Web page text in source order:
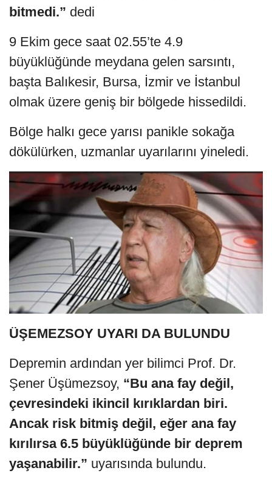
bitmedi.” dedi
9 Ekim gece saat 02.55’te 4.9
büyüklüğünde meydana gelen sarsıntı,
başta Balıkesir, Bursa, İzmir ve İstanbul
olmak üzere geniş bir bölgede hissedildi.
Bölge halkı gece yarısı panikle sokağa
dökülürken, uzmanlar uyarılarını yineledi.
ÜŞEMEZSOY UYARI DA BULUNDU
Depremin ardından yer bilimci Prof. Dr.
Şener Üşümezsoy, “Bu ana fay değil,
çevresindeki ikincil kırıklardan biri.
Ancak risk bitmiş değil, eğer ana fay
kırılırsa 6.5 büyüklüğünde bir deprem
yaşanabilir.” uyarısında bulundu.